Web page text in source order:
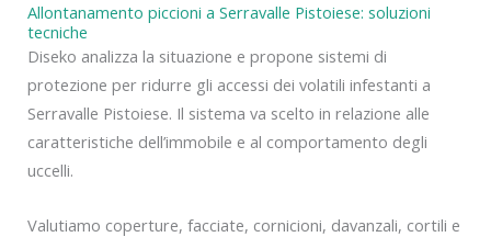
Allontanamento piccioni a Serravalle Pistoiese: soluzioni
tecniche
Diseko analizza la situazione e propone sistemi di
protezione per ridurre gli accessi dei volatili infestanti a
Serravalle Pistoiese. Il sistema va scelto in relazione alle
caratteristiche dell’immobile e al comportamento degli
uccelli.
Valutiamo coperture, facciate, cornicioni, davanzali, cortili e